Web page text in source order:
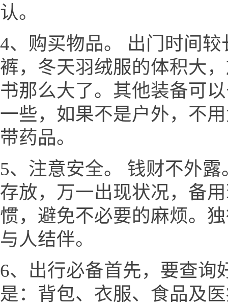
认。
4、购买物品。 出门时间
裤，冬天羽绒服的体积大
书那么大了。其他装备可
一些，如果不是户外，不
带药品。
5、注意安全。 钱财不外
存放，万一出现状况，备
惯，避免不必要的麻烦。
与人结伴。
6、出行必备首先，要查询
是：背包、衣服、食品及